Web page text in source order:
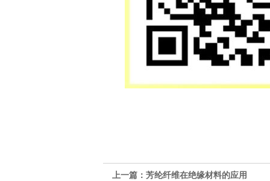
上一篇： 芳纶纤维在绝缘材料的应用